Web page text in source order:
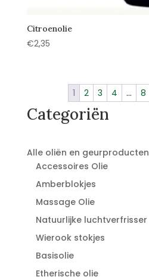
Citroenolie
€2,35
1 2 3 4 … 8
Categoriën
Alle oliën en geurproducten
Accessoires Olie
Amberblokjes
Massage Olie
Natuurlijke luchtverfrisser
Wierook stokjes
Basisolie
Etherische olie